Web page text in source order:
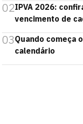
02IPVA 2026:
vencimento de
03Quando começa
calendário